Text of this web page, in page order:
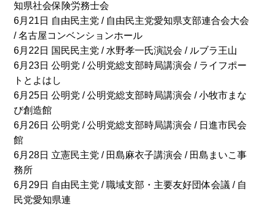
知県社会保険労務士会
6月21日 自由民主党 / 自由民主党愛知県支部連合会大会
/ 名古屋コンベンションホール
6月22日 国民民主党 / 水野孝一氏演説会 / ルブラ王山
6月23日 公明党 / 公明党総支部時局講演会 / ライフポー
トとよはし
6月25日 公明党 / 公明党総支部時局講演会 / 小牧市まな
び創造館
6月26日 公明党 / 公明党総支部時局講演会 / 日進市民会
館
6月28日 立憲民主党 / 田島麻衣子講演会 / 田島まいこ事
務所
6月29日 自由民主党 / 職域支部・主要友好団体会議 / 自
民党愛知県連